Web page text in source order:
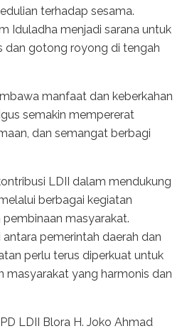
terhadap sesama.
Iduladha menjadi sarana untuk
dan gotong royong di tengah
manfaat dan keberkahan
semakin mempererat
dan semangat berbagi
LDII dalam mendukung
berbagai kegiatan
masyarakat.
pemerintah daerah dan
perlu terus diperkuat untuk
masyarakat yang harmonis dan
LDII Blora H. Joko Ahmad